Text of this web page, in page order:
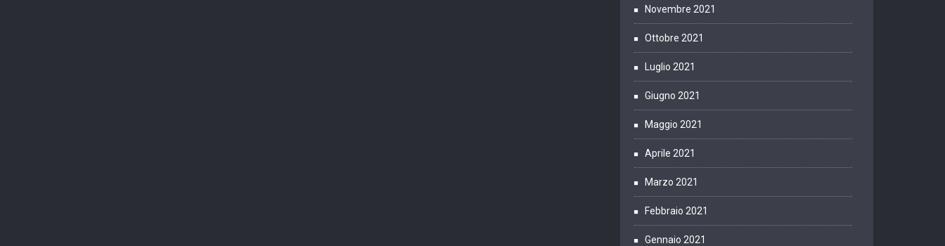
Novembre 2021
Ottobre 2021
Luglio 2021
Giugno 2021
Maggio 2021
Aprile 2021
Marzo 2021
Febbraio 2021
Gennaio 2021